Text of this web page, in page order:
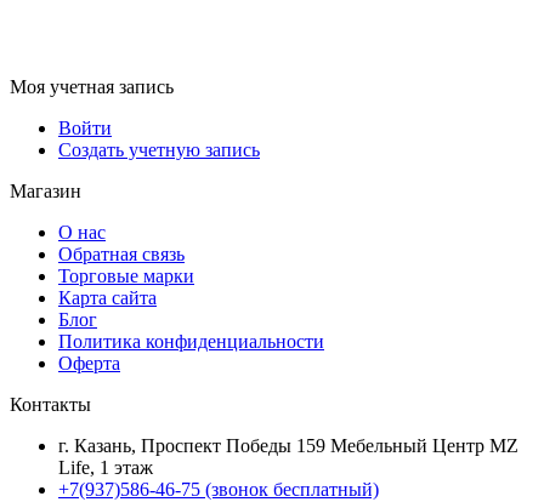
Моя учетная запись
Войти
Создать учетную запись
Магазин
О нас
Обратная связь
Торговые марки
Карта сайта
Блог
Политика конфиденциальности
Оферта
Контакты
г. Казань, Проспект Победы 159 Мебельный Центр MZ
Life, 1 этаж
+7(937)586-46-75 (звонок бесплатный)